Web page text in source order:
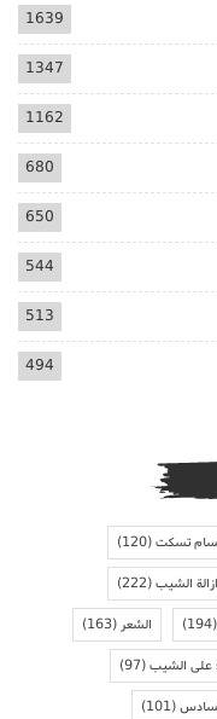
1639
1347
1162
680
650
544
513
494
تسكت(120)
ازالة الشيب(222)
(194) الشعر(163)
على الشيب(97)
(101)